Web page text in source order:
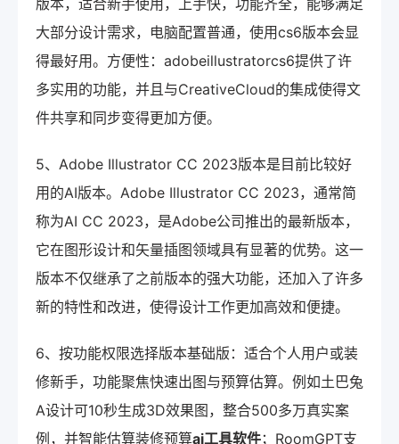
大部分设计需求，电脑配置普通，使用cs6版本会显
得最好用。方便性：adobeillustratorcs6提供了许
多实用的功能，并且与CreativeCloud的集成使得文
件共享和同步变得更加方便。
5、Adobe Illustrator CC 2023版本是目前比较好
用的AI版本。Adobe Illustrator CC 2023，通常简
称为AI CC 2023，是Adobe公司推出的最新版本，
它在图形设计和矢量插图领域具有显著的优势。这一
版本不仅继承了之前版本的强大功能，还加入了许多
新的特性和改进，使得设计工作更加高效和便捷。
6、按功能权限选择版本基础版：适合个人用户或装
修新手，功能聚焦快速出图与预算估算。例如土巴兔
A设计可10秒生成3D效果图，整合500多万真实案
例，并智能估算装修预算ai工具软件；RoomGPT支